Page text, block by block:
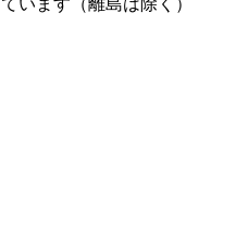
います（離島は除く）